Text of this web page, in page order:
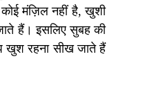
मंज़िल नहीं है, खुशी
हैं। इसलिए सुबह की
खुश रहना सीख जाते हैं